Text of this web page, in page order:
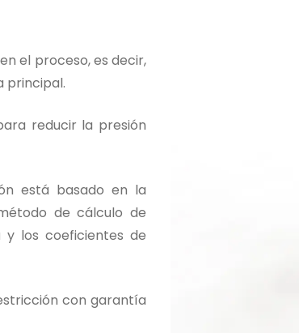
el proceso, es decir,
principal.
reducir la presión
está basado en la
de cálculo de
los coeficientes de
con garantía